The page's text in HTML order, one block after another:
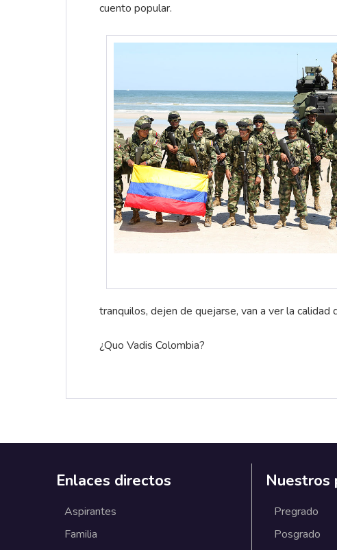
cuento popular.
tranquilos, dejen de quejarse, van a ver la
¿Quo Vadis Colombia?
Enlaces directos
Aspirantes
Familia
Nuestros
Pregrado
Posgrado